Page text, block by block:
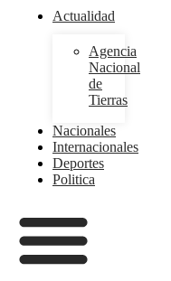
Actualidad
Agencia
Nacional
de
Tierras
Nacionales
Internacionales
Deportes
Politica